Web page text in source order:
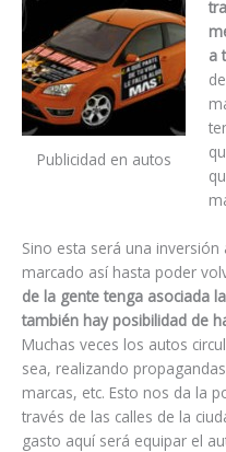
Publicidad en autos
a
Sino esta será una
marcado así hasta poder
de la gente tenga asociada
también hay posibilidad de
Muchas veces los autos
sea, realizando
marcas, etc. Esto nos da la
través de las calles de la
gasto aquí será equipar el